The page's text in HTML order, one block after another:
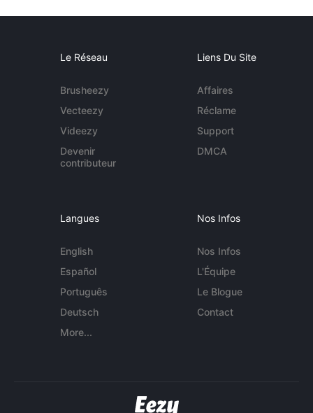
Le Réseau
Brusheezy
Vecteezy
Videezy
Devenir
contributeur
Liens Du Site
Affaires
Réclame
Support
DMCA
Langues
English
Español
Português
Deutsch
More...
Nos Infos
Nos Infos
L'Équipe
Le Blogue
Contact